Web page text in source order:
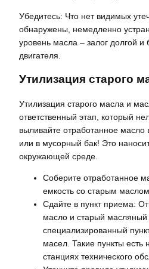
Убедитесь: Что нет видимых
обнаружены, немедленно
уровень масла – залог долгой
двигателя.
Утилизация старого
Утилизация старого масла и
ответственный этап, который
выливайте отработанное
или в мусорный бак! Это
окружающей среде.
Соберите отработанное
емкость со старым маслом.
Сдайте в пункт приема:
масло и старый масляный
специализированный
масел. Такие пункты есть
станциях технического